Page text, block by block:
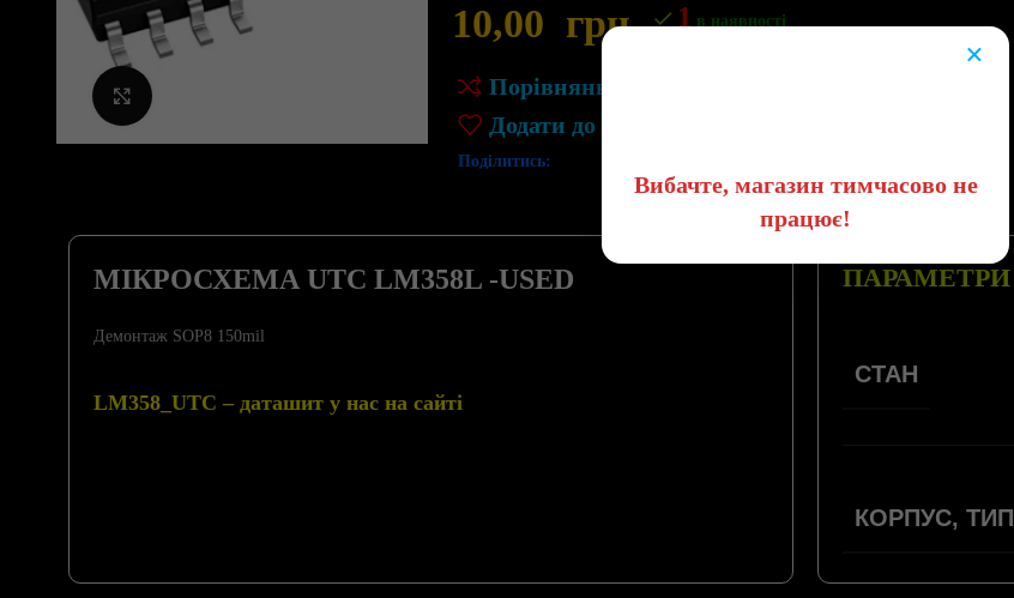
10,00 грн 1 в наявності
Порівняння
Додати до списку бажань
Поділитись:
МІКРОСХЕМА UTC LM358L -USED
Демонтаж SOP8 150mil
LM358_UTC – даташит у нас на сайті
ПАРАМЕТРИ
СТАН
КОРПУС, ТИП
×
Вибачте, магазин тимчасово не
працює!